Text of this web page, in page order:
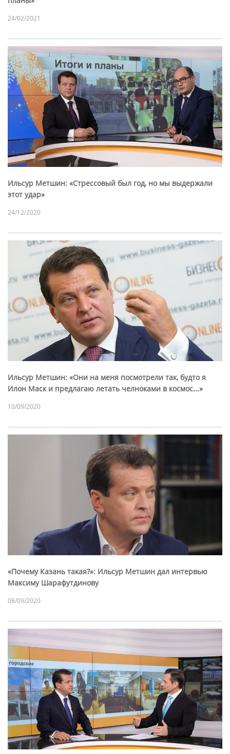
24/02/2021
Ильсур Метшин: «Стрессовый был год, но мы выдержали
этот удар»
24/12/2020
Ильсур Метшин: «Они на меня посмотрели так, будто я
Илон Маск и предлагаю летать челноками в космос...»
10/09/2020
«Почему Казань такая?»: Ильсур Метшин дал интервью
Максиму Шарафутдинову
08/09/2020